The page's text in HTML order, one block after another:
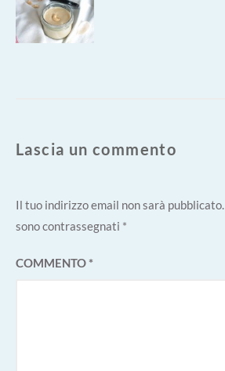
post:
Lascia un commento
Il tuo indirizzo email non sarà pubblicato.
sono contrassegnati *
COMMENTO*